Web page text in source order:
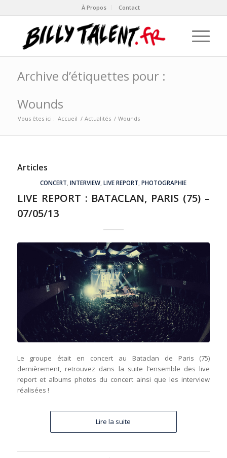
À Propos Contact
Archive d’étiquettes pour :
Wounds
Vous êtes ici : Accueil / Actualités / Wounds
Articles
CONCERT ,INTERVIEW ,LIVE REPORT ,PHOTOGRAPHIE
LIVE REPORT : BATACLAN, PARIS (75) –
07/05/13
Le groupe était en concert au Bataclan de Paris (75)
dernièrement, retrouvez dans la suite l’ensemble des live
report et albums photos du concert ainsi que les interview
réalisées !
Lire la suite